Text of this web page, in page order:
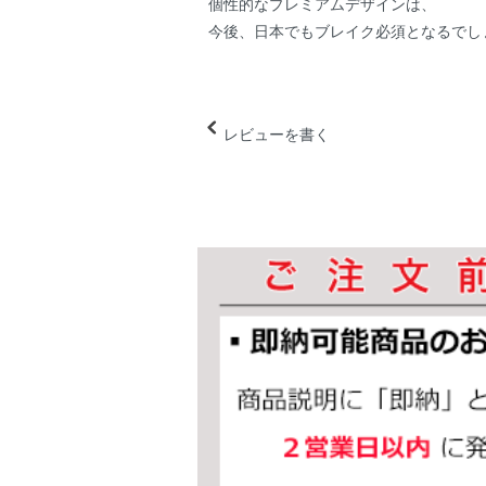
個性的なプレミアムデザインは、
今後、日本でもブレイク必須となるでし
レビューを書く